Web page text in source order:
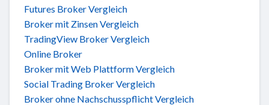
Futures Broker Vergleich
Broker mit Zinsen Vergleich
TradingView Broker Vergleich
Online Broker
Broker mit Web Plattform Vergleich
Social Trading Broker Vergleich
Broker ohne Nachschusspflicht Vergleich